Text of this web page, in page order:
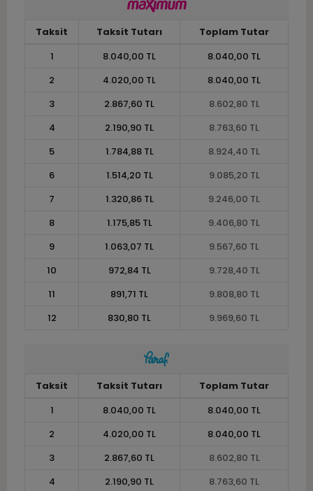
Taksit Taksit Tutarı
Toplam Tutar
1
8.040,00 TL
8.040,00 TL
2
4.020,00 TL
8.040,00 TL
3
2.867,60 TL
8.602,80 TL
4
2.190,90 TL
8.763,60 TL
5
1.784,88 TL
8.924,40 TL
6
1.514,20 TL
9.085,20 TL
7
1.320,86 TL
9.246,00 TL
8
1.175,85 TL
9.406,80 TL
9
1.063,07 TL
9.567,60 TL
10
972,84 TL
9.728,40 TL
11
891,71 TL
9.808,80 TL
12
830,80 TL 9.969,60 TL
Taksit Taksit Tutarı
Toplam Tutar
1
8.040,00 TL
8.040,00 TL
2
4.020,00 TL
8.040,00 TL
3
2.867,60 TL
8.602,80 TL
4
2.190,90 TL
8.763,60 TL